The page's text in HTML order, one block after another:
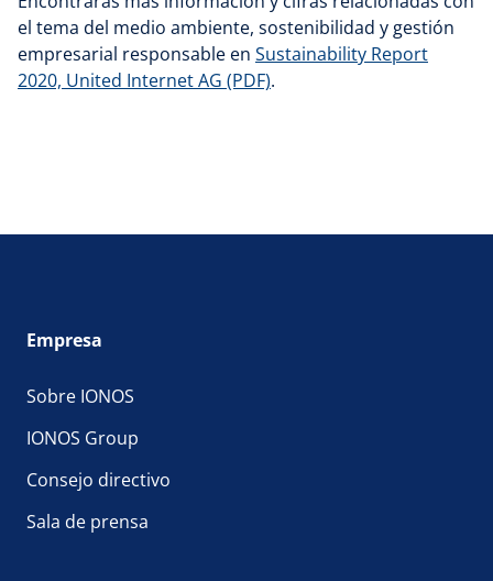
el tema del medio ambiente, sostenibilidad y gestión
empresarial responsable en Sustainability Report
2020, United Internet AG (PDF).
Empresa
Sobre IONOS
IONOS Group
Consejo directivo
Sala de prensa